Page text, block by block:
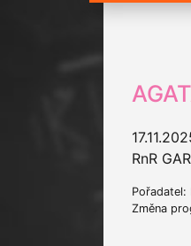
RnR
Pořadatel:
Změna